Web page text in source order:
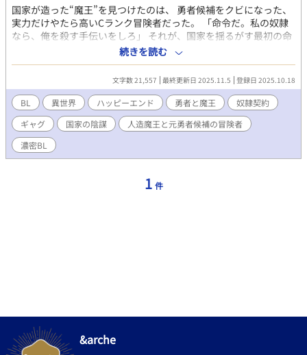
国家が造った“魔王”を見つけたのは、 勇者候補をクビになった、
実力だけやたら高いCランク冒険者だった。 「命令だ。私の奴隷
なら、俺を殺す手伝いをしろ」 それが、国家を揺るがす最初の命
令になるとも知らずに―― 「いきなり何言ってんだよ!? 飯食っ
てる最中なんだが？！」 魔王の奴隷となった冒険者は、いつしか
世界の“英雄譚”を裏返していく。 勇者落第冒険者 × 人造魔王。
――死体から始まる冗談みたいな出会いが、 やがて誰も知らな
い“英雄譚の裏側”になる。 滅びと救いの狭間で、二人が紡ぐの
は、笑って泣けるブロマンスファンタジー。
続きを読む
文字数 21,557 最終更新日 2025.11.5 登録日 2025.10.18
BL 異世界 ハッピーエンド 勇者と魔王
奴隷契約
ギャグ
国家の陰謀
人造魔王と元勇者候補の冒険者
濃密BL
1 件
&arche